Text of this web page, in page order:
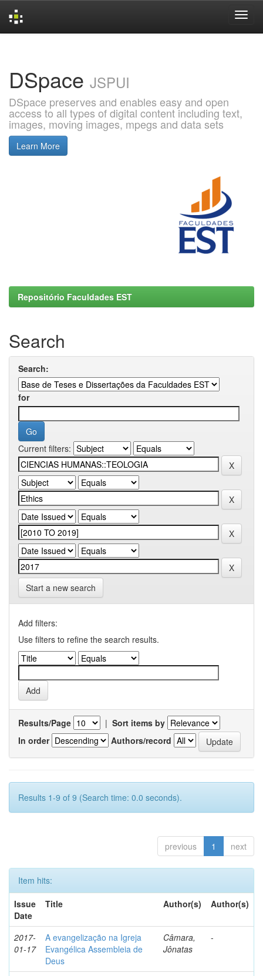
DSpace JSPUI
DSpace preserves and enables easy and open
access to all types of digital content including text,
images, moving images, mpegs and data sets
Learn More
Repositório Faculdades EST
Search
Search:
for
Current filters:
Start a new search
Add filters:
Use filters to refine the search results.
Results/Page | Sort items by
In order
Authors/record
Results 1-9 of 9 (Search time: 0.0 seconds).
previous 1 next
Item hits:
Issue
Date
Title Author(s) Author(s)
2017-
01-17
A evangelização na Igreja
Evangélica Assembleia de
Deus
Câmara,
Jônatas
-